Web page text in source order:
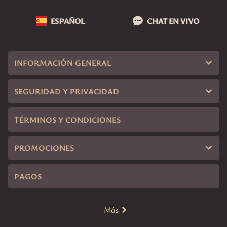
ESPAÑOL CHAT EN VIVO
INFORMACIÓN GENERAL
SEGURIDAD Y PRIVACIDAD
TÉRMINOS Y CONDICIONES
PROMOCIONES
PAGOS
Más